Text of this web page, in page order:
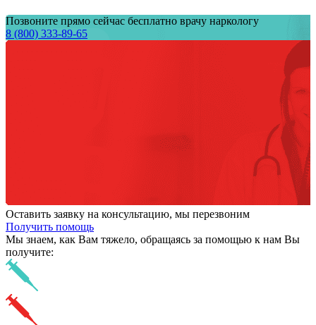
Позвоните прямо сейчас бесплатно врачу наркологу
8 (800) 333-89-65
Оставить заявку на консультацию, мы перезвоним
Получить помощь
Мы знаем, как Вам тяжело, обращаясь за помощью к нам Вы
получите: